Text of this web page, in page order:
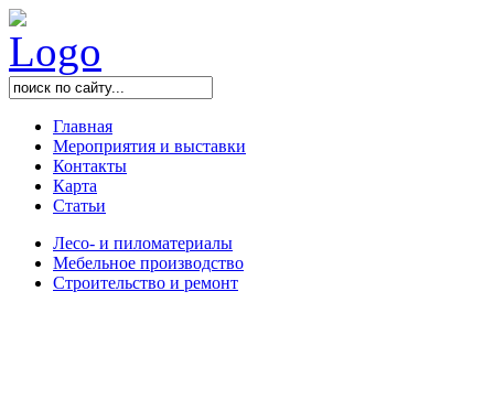
Главная
Мероприятия и выставки
Контакты
Карта
Статьи
Лесо- и пиломатериалы
Мебельное производство
Строительство и ремонт